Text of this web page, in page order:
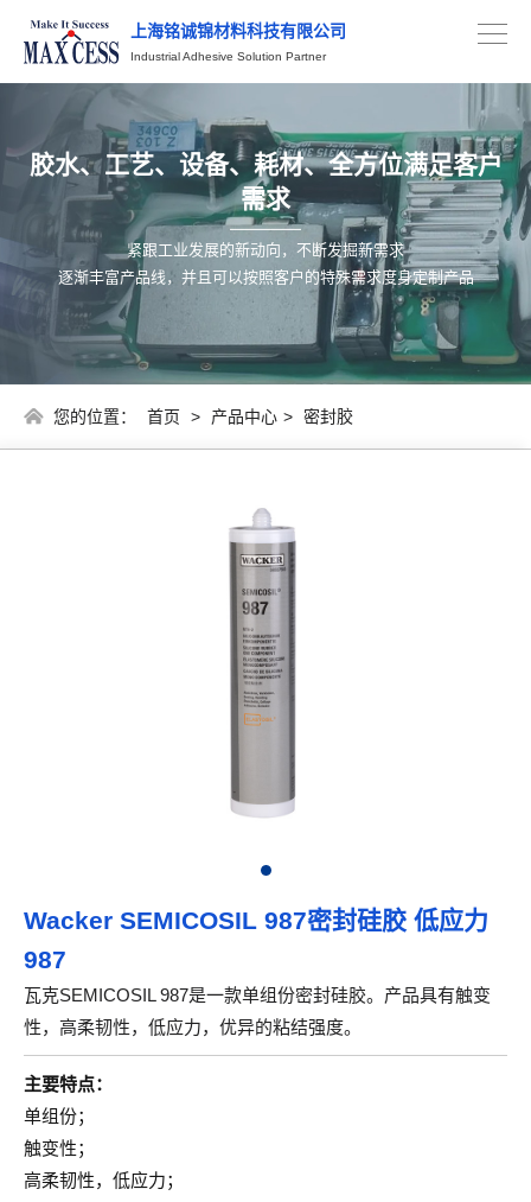
上海铭诚锦材料科技有限公司
Industrial Adhesive Solution Partner
胶水、工艺、设备、耗材、全方位满足客户
需求
紧跟工业发展的新动向，不断发掘新需求
逐渐丰富产品线，并且可以按照客户的特殊需求度身定制产品
您的位置： 首页 > 产品中心 > 密封胶
Wacker SEMICOSIL 987密封硅胶 低应力
987
瓦克SEMICOSIL 987是一款单组份密封硅胶。产品具有触变
性，高柔韧性，低应力，优异的粘结强度。
主要特点：
单组份；
触变性；
高柔韧性，低应力；